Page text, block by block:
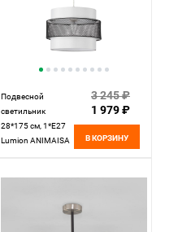
Подвесной
светильник
28*175 см, 1*E27
Lumion ANIMAISA
3 245 ₽
1 979 ₽
В КОРЗИНУ